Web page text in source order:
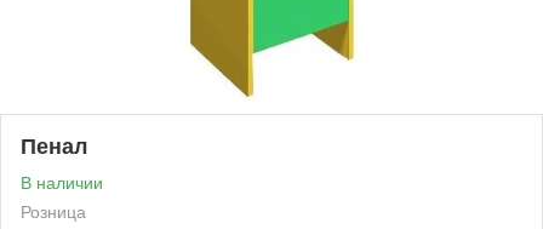
Пенал
В наличии
Розница